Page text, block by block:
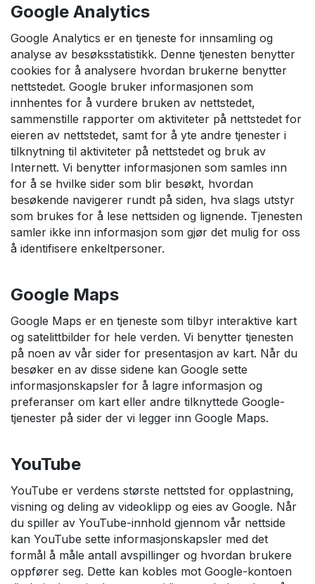
Google Analytics
Google Analytics er en tjeneste for innsamling og
analyse av besøksstatistikk. Denne tjenesten benytter
cookies for å analysere hvordan brukerne benytter
nettstedet. Google bruker informasjonen som
innhentes for å vurdere bruken av nettstedet,
sammenstille rapporter om aktiviteter på nettstedet for
eieren av nettstedet, samt for å yte andre tjenester i
tilknytning til aktiviteter på nettstedet og bruk av
Internett. Vi benytter informasjonen som samles inn
for å se hvilke sider som blir besøkt, hvordan
besøkende navigerer rundt på siden, hva slags utstyr
som brukes for å lese nettsiden og lignende. Tjenesten
samler ikke inn informasjon som gjør det mulig for oss
å identifisere enkeltpersoner.
Google Maps
Google Maps er en tjeneste som tilbyr interaktive kart
og satelittbilder for hele verden. Vi benytter tjenesten
på noen av vår sider for presentasjon av kart. Når du
besøker en av disse sidene kan Google sette
informasjonskapsler for å lagre informasjon og
preferanser om kart eller andre tilknyttede Google-
tjenester på sider der vi legger inn Google Maps.
YouTube
YouTube er verdens største nettsted for opplastning,
visning og deling av videoklipp og eies av Google. Når
du spiller av YouTube-innhold gjennom vår nettside
kan YouTube sette informasjonskapsler med det
formål å måle antall avspillinger og hvordan brukere
oppfører seg. Dette kan kobles mot Google-kontoen